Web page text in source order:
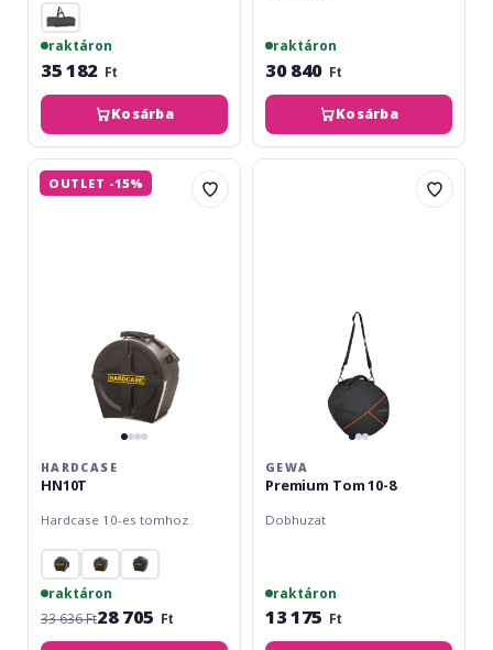
raktáron
35 182 Ft
Kosárba
raktáron
30 840 Ft
Kosárba
Hardcase
HN10T
OUTLET -15%
HARDCASE
HN10T
Hardcase 10-es tomhoz
raktáron
33 636 Ft28 705 Ft
Gewa
GEWA
Premium Tom 10-8
Dobhuzat
raktáron
13 175 Ft